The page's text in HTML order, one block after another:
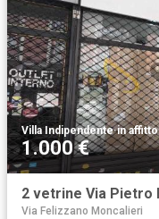
Villa Indipendente·in affitto
1.000 €
Via Felizzano Moncalieri